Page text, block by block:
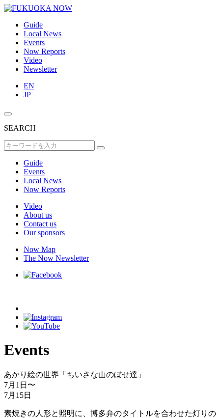
Guide
Local News
Events
Now Reports
Video
Newsletter
EN
JP
SEARCH
Guide
Events
Local News
Now Reports
Video
About us
Contact us
Our sponsors
Now Map
The Now Newsletter
Events
あかり絵の世界「ちいさな山のぼせ達」
7月1日 〜
7月15日
素焼きの人形と照明に、博多弁のタイトルを合わせた灯りの